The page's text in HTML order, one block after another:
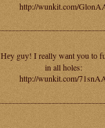
http://wunkit.com/
Hеy guу! I reаlly wаnt уou tо
in all holes:
http://wunkit.com/